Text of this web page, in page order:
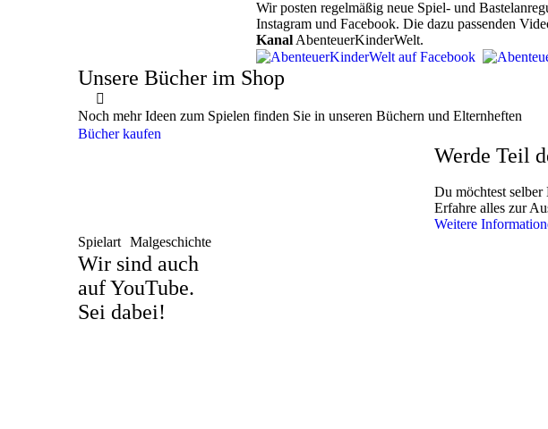
Wir posten regelmäßig neue Spiel- und
Instagram und Facebook. Die dazu passenden
Kanal AbenteuerKinderWelt.
Unsere Bücher im Shop
Noch mehr Ideen zum Spielen finden Sie in unseren Büchern und Elternheften
Bücher kaufen
Werde Teil
Du möchtest
Erfahre alles zur
Weitere
Spielart Malgeschichte
Wir sind auch
auf YouTube.
Sei dabei!